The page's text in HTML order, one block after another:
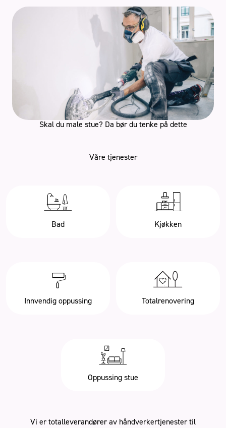
Skal du male stue? Da bør du tenke på dette
Våre tjenester
Bad Kjøkken
Innvendig oppussing Totalrenovering
Oppussing stue
Vi er totalleverandører av håndverkertjenester til